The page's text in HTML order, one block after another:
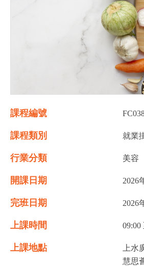
課程編號
課程類別 就業
行業分類 美容
開課日期 2026
完班日期 2026
上課時間 09:00
上課地點
上水
慧思